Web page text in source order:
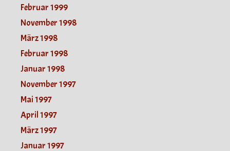
Februar 1999
November 1998
März 1998
Februar 1998
Januar 1998
November 1997
Mai 1997
April 1997
März 1997
Januar 1997